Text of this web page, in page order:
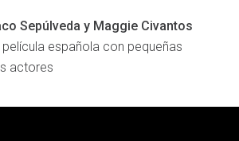
Sepúlveda y Maggie Civantos
película española con pequeñas
actores